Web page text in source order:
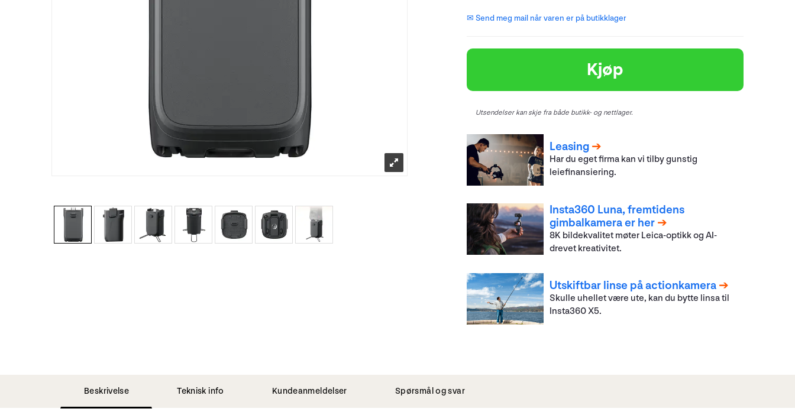
✉ Send meg mail når varen er på butikklager
Kjøp
Utsendelser kan skje fra både butikk- og nettlager.
Leasing
Har du eget firma kan vi tilby gunstig
leiefinansiering.
Insta360 Luna, fremtidens
gimbalkamera er her
8K bildekvalitet møter Leica-optikk og AI-
drevet kreativitet.
Utskiftbar linse på actionkamera
Skulle uhellet være ute, kan du bytte linsa til
Insta360 X5.
Beskrivelse Teknisk info Kundeanmeldelser Spørsmål og svar